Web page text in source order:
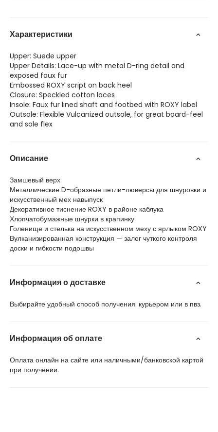
Характеристики
Upper: Suede upper
Upper Details: Lace-up with metal D-ring detail and
exposed faux fur
Embossed ROXY script on back heel
Closure: Speckled cotton laces
Insole: Faux fur lined shaft and footbed with ROXY label
Outsole: Flexible Vulcanized outsole, for great board-feel
and sole flex
Описание
Замшевый верх
Металлические D-образные петли-люверсы для шнуровки и
искусственный мех навыпуск
Декоративное тиснение ROXY в районе каблука
Хлопчатобумажные шнурки в крапинку
Голенище и стелька на искусственном меху с ярлыком ROXY
Вулканизированная конструкция — залог чуткого контроля
доски и гибкости подошвы
Информация о доставке
Выбирайте удобный способ получения: курьером или в пвз.
Информация об оплате
Оплата онлайн на сайте или наличными/банковской картой
при получении.